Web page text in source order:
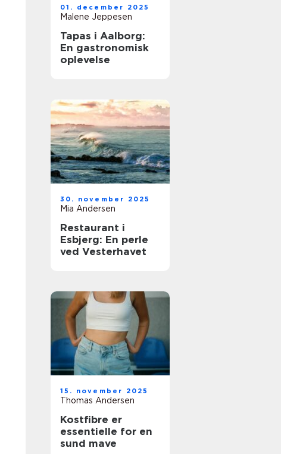
01. december 2025
Malene Jeppesen
Tapas i Aalborg:
En gastronomisk
oplevelse
30. november 2025
Mia Andersen
Restaurant i
Esbjerg: En perle
ved Vesterhavet
15. november 2025
Thomas Andersen
Kostfibre er
essentielle for en
sund mave